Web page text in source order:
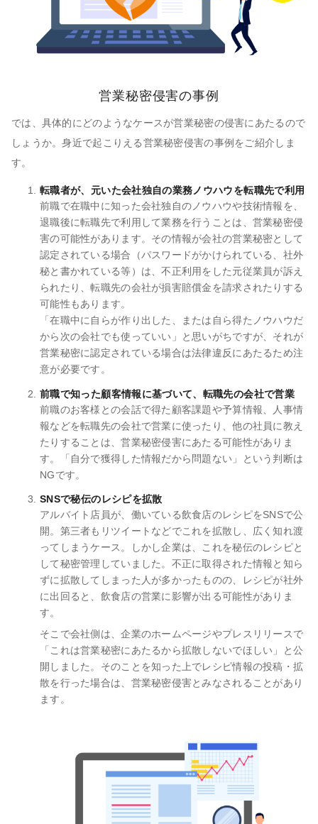
営業秘密侵害の事例
では、具体的にどのようなケースが営業秘密の侵害にあたるので
しょうか。身近で起こりえる営業秘密侵害の事例をご紹介しま
す。
転職者が、元いた会社独自の業務ノウハウを転職先で利用
前職で在職中に知った会社独自のノウハウや技術情報を、
退職後に転職先で利用して業務を行うことは、営業秘密侵
害の可能性があります。その情報が会社の営業秘密として
認定されている場合（パスワードがかけられている、社外
秘と書かれている等）は、不正利用をした元従業員が訴え
られたり、転職先の会社が損害賠償金を請求されたりする
可能性もあります。
「在職中に自らが作り出した、または自ら得たノウハウだ
から次の会社でも使っていい」と思いがちですが、それが
営業秘密に認定されている場合は法律違反にあたるため注
意が必要です。
前職で知った顧客情報に基づいて、転職先の会社で営業
前職のお客様との会話で得た顧客課題や予算情報、人事情
報などを転職先の会社で営業に使ったり、他の社員に教え
たりすることは、営業秘密侵害にあたる可能性がありま
す。「自分で獲得した情報だから問題ない」という判断は
NGです。
SNSで秘伝のレシピを拡散
アルバイト店員が、働いている飲食店のレシピをSNSで公
開。第三者もリツイートなどでこれを拡散し、広く知れ渡
ってしまうケース。しかし企業は、これを秘伝のレシピと
して秘密管理していました。不正に取得された情報と知ら
ずに拡散してしまった人が多かったものの、レシピが社外
に出回ると、飲食店の営業に影響が出る可能性がありま
す。
そこで会社側は、企業のホームページやプレスリリースで
「これは営業秘密にあたるから拡散しないでほしい」と公
開しました。そのことを知った上でレシピ情報の投稿・拡
散を行った場合は、営業秘密侵害とみなされることがあり
ます。